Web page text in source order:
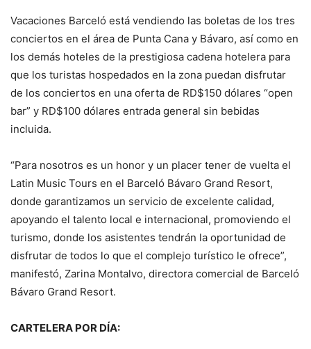
Vacaciones Barceló está vendiendo las boletas de los tres
conciertos en el área de Punta Cana y Bávaro, así como en
los demás hoteles de la prestigiosa cadena hotelera para
que los turistas hospedados en la zona puedan disfrutar
de los conciertos en una oferta de RD$150 dólares “open
bar” y RD$100 dólares entrada general sin bebidas
incluida.
“Para nosotros es un honor y un placer tener de vuelta el
Latin Music Tours en el Barceló Bávaro Grand Resort,
donde garantizamos un servicio de excelente calidad,
apoyando el talento local e internacional, promoviendo el
turismo, donde los asistentes tendrán la oportunidad de
disfrutar de todos lo que el complejo turístico le ofrece”,
manifestó, Zarina Montalvo, directora comercial de Barceló
Bávaro Grand Resort.
CARTELERA POR DÍA: